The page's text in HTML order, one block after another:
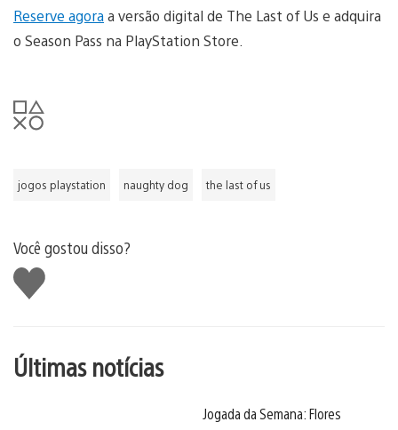
Reserve agoraa versão digital de The Last of Us e adquira
o Season Pass na PlayStation Store.
jogos playstation naughty dog the last of us
Você gostou disso?
Curtir
Últimas notícias
Jogada da Semana: Flores